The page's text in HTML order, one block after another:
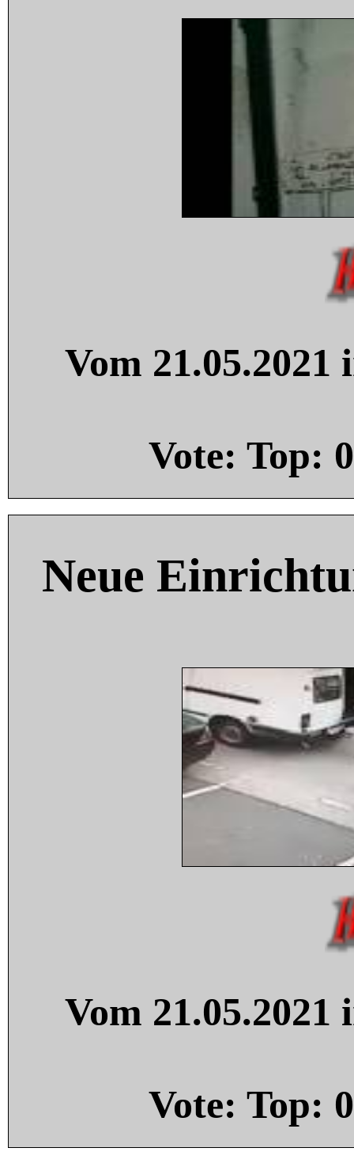
Vom
Vote: Top: 0
Neue
Vom
Vote: Top: 0